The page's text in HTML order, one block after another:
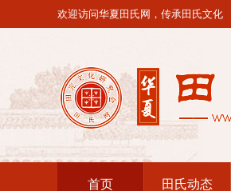
欢迎访问华夏田氏网，传承田氏文化
首页 田氏动态